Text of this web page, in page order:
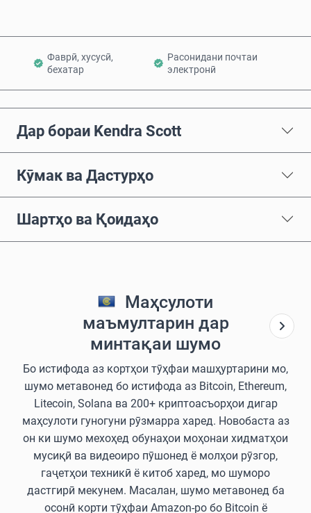
Фаврӣ, хусусӣ,
бехатар
Расонидани почтаи
электронӣ
Дар бораи Kendra Scott
Кӯмак ва Дастурҳо
Шартҳо ва Қоидаҳо
Маҳсулоти
маъмултарин дар
минтақаи шумо
Бо истифода аз кортҳои тӯҳфаи машҳуртарини мо,
шумо метавонед бо истифода аз Bitcoin, Ethereum,
Litecoin, Solana ва 200+ криптоасъорҳои дигар
маҳсулоти гуногуни рӯзмарра харед. Новобаста аз
он ки шумо мехоҳед обунаҳои моҳонаи хидматҳои
мусиқӣ ва видеоиро пӯшонед ё молҳои рӯзгор,
гаҷетҳои техникӣ ё китоб харед, мо шуморо
дастгирӣ мекунем. Масалан, шумо метавонед ба
осонӣ корти тӯҳфаи Amazon-ро бо Bitcoin ё